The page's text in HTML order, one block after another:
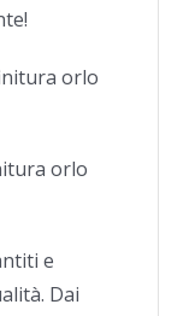
orlo
orlo
e
Dai